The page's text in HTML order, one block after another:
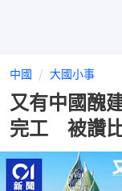
中國 大國小事
又有中國醜
完工 被讚